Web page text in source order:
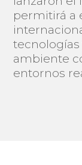
permitirá a
ambiente
entornos